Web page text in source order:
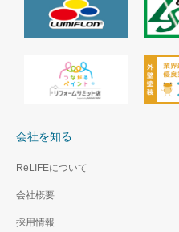
会社を知る
ReLIFEについて
会社概要
採用情報